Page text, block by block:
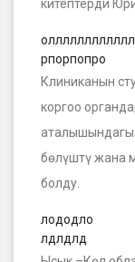
китептерди
рпорпопро
Клиниканын
коргоо
аталышындагы
бөлүштү жана
болду.
лододло
лдлдлд